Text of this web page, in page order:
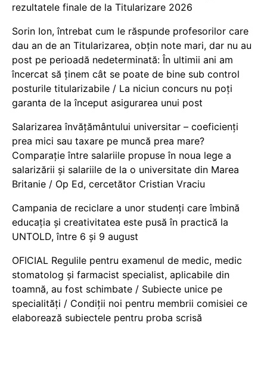
rezultatele finale de la Titularizare 2026
Sorin Ion, întrebat cum le răspunde profesorilor care
dau an de an Titularizarea, obțin note mari, dar nu au
post pe perioadă nedeterminată: În ultimii ani am
încercat să ținem cât se poate de bine sub control
posturile titularizabile / La niciun concurs nu poți
garanta de la început asigurarea unui post
Salarizarea învățământului universitar – coeficienți
prea mici sau taxare pe muncă prea mare?
Comparație între salariile propuse în noua lege a
salarizării și salariile de la o universitate din Marea
Britanie / Op Ed, cercetător Cristian Vraciu
Campania de reciclare a unor studenți care îmbină
educația și creativitatea este pusă în practică la
UNTOLD, între 6 și 9 august
OFICIAL Regulile pentru examenul de medic, medic
stomatolog și farmacist specialist, aplicabile din
toamnă, au fost schimbate / Subiecte unice pe
specialități / Condiții noi pentru membrii comisiei ce
elaborează subiectele pentru proba scrisă